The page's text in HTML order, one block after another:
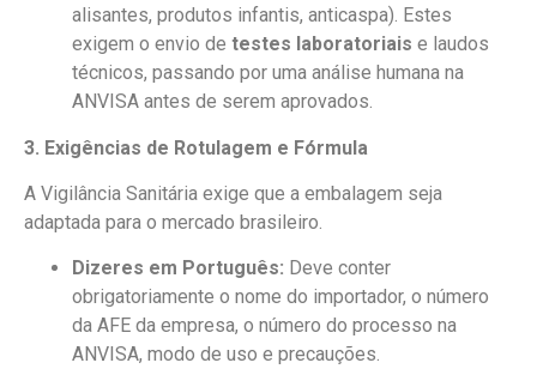
alisantes, produtos infantis, anticaspa). Estes
exigem o envio de testes laboratoriais e laudos
técnicos, passando por uma análise humana na
ANVISA antes de serem aprovados.
3. Exigências de Rotulagem e Fórmula
A Vigilância Sanitária exige que a embalagem seja
adaptada para o mercado brasileiro.
Dizeres em Português: Deve conter
obrigatoriamente o nome do importador, o número
da AFE da empresa, o número do processo na
ANVISA, modo de uso e precauções.